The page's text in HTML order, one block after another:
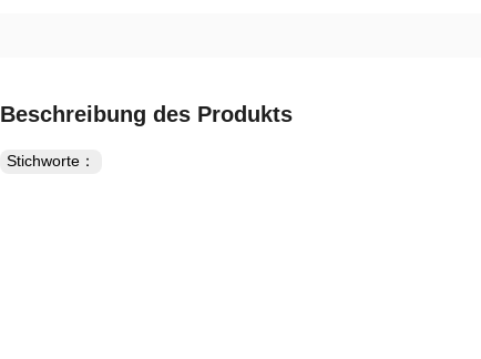
Beschreibung des Produkts
Stichworte：